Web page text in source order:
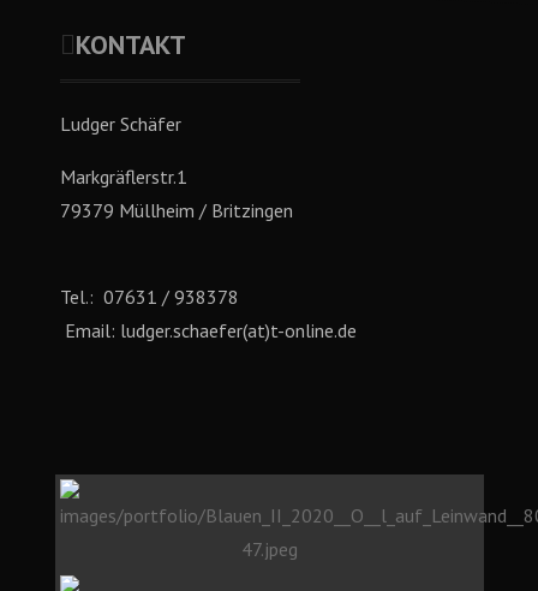
KONTAKT
Ludger Schäfer
Markgräflerstr.1
79379 Müllheim / Britzingen
Tel.: 07631 / 938378
Email: ludger.schaefer(at)t-online.de